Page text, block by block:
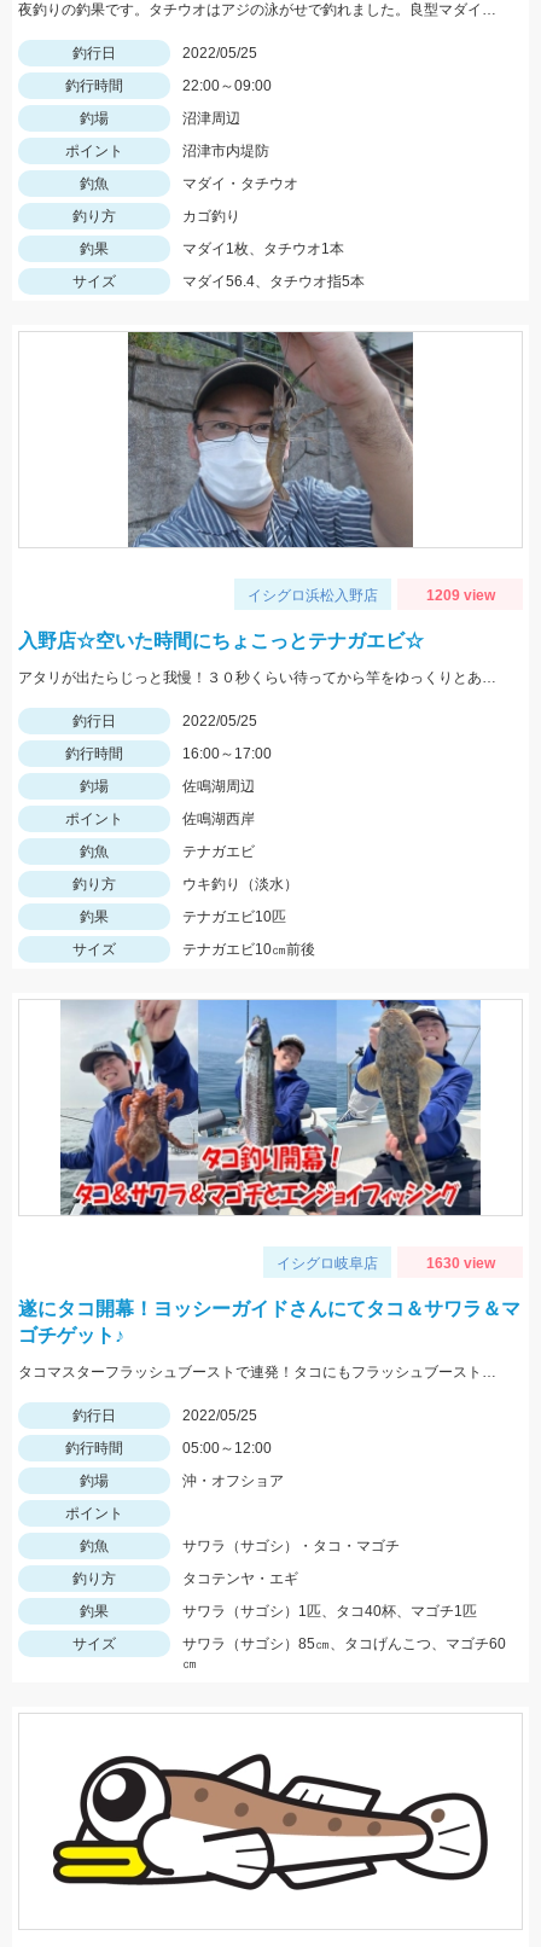
夜釣りの釣果です。タチウオはアジの泳がせで釣れました。良型マダイおめでとうございます。
釣行日
2022/05/25
釣行時間
22:00～09:00
釣場
沼津周辺
ポイント
沼津市内堤防
釣魚
マダイ・タチウオ
釣り方
カゴ釣り
釣果
マダイ1枚、タチウオ1本
サイズ
マダイ56.4、タチウオ指5本
イシグロ浜松入野店 1209 view
入野店☆空いた時間にちょこっとテナガエビ☆
アタリが出たらじっと我慢！３０秒くらい待ってから竿をゆっくりとあげましょう。
釣行日
2022/05/25
釣行時間
16:00～17:00
釣場
佐鳴湖周辺
ポイント
佐鳴湖西岸
釣魚
テナガエビ
釣り方
ウキ釣り（淡水）
釣果
テナガエビ10匹
サイズ
テナガエビ10㎝前後
イシグロ岐阜店 1630 view
遂にタコ開幕！ヨッシーガイドさんにてタコ＆サワラ＆マ
ゴチゲット♪
タコマスターフラッシュブーストで連発！タコにもフラッシュブーストが効きます！！
釣行日
2022/05/25
釣行時間
05:00～12:00
釣場
沖・オフショア
ポイント
釣魚
サワラ（サゴシ）・タコ・マゴチ
釣り方
タコテンヤ・エギ
釣果
サワラ（サゴシ）1匹、タコ40杯、マゴチ1匹
サイズ
サワラ（サゴシ）85㎝、タコげんこつ、マゴチ60
㎝